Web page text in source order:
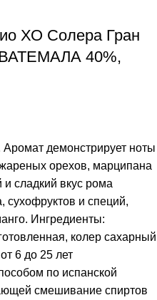
ХО Солера Гран
40%,
Аромат демонстрирует ноты
орехов, марципана
сладкий вкус рома
сухофруктов и специй,
Ингредиенты:
колер сахарный
6 до 25 лет
по испанской
смешивание спиртов